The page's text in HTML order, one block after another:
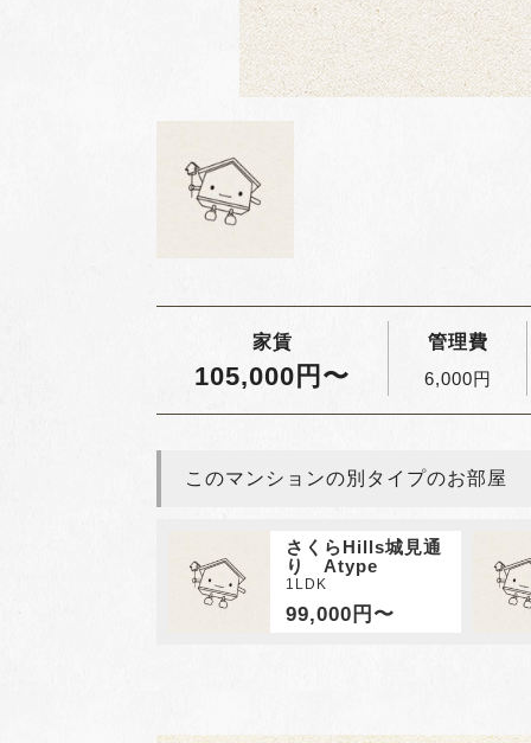
家賃
105,000円〜
管理費
6,000円
このマンションの別タイプのお部屋
さくらHills城見通
り Atype
1LDK
99,000円〜